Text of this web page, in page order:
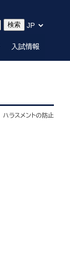
入試情報
ハラスメントの防止